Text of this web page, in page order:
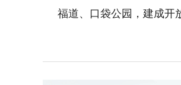
福道、口袋公园，建成开